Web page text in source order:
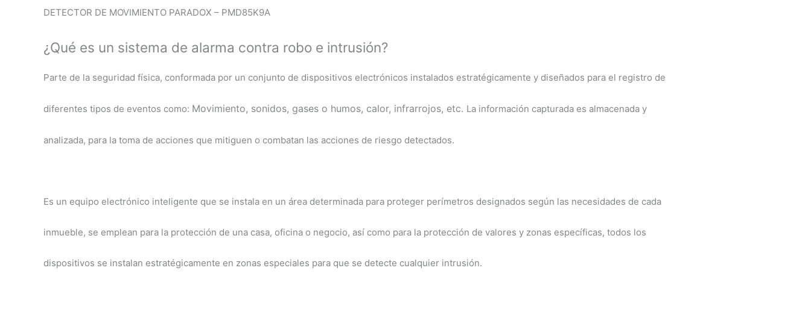
DETECTOR DE MOVIMIENTO PARADOX – PMD85K9A
¿Qué es un sistema de alarma contra robo e intrusión?
Parte de la seguridad física, conformada por un conjunto de dispositivos electrónicos instalados estratégicamente y diseñados para el registro de
diferentes tipos de eventos como: Movimiento, sonidos, gases o humos, calor, infrarrojos, etc. La información capturada es almacenada y
analizada, para la toma de acciones que mitiguen o combatan las acciones de riesgo detectados.
Es un equipo electrónico inteligente que se instala en un área determinada para proteger perímetros designados según las necesidades de cada
inmueble, se emplean para la protección de una casa, oficina o negocio, así como para la protección de valores y zonas específicas, todos los
dispositivos se instalan estratégicamente en zonas especiales para que se detecte cualquier intrusión.